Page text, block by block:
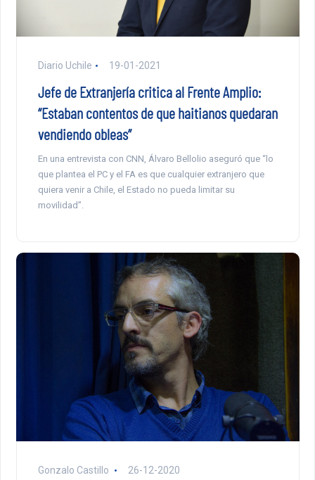
Diario Uchile 19-01-2021
Jefe de Extranjería critica al Frente Amplio:
“Estaban contentos de que haitianos quedaran
vendiendo obleas”
En una entrevista con CNN, Álvaro Bellolio aseguró que “lo
que plantea el PC y el FA es que cualquier extranjero que
quiera venir a Chile, el Estado no pueda limitar su
movilidad”.
Gonzalo Castillo 26-12-2020